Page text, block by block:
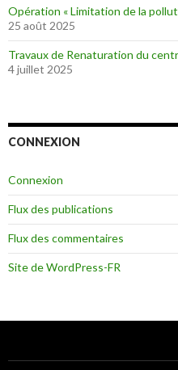
Opération « Limitation de la
25 août 2025
Travaux de Renaturation du
4 juillet 2025
CONNEXION
Connexion
Flux des publications
Flux des commentaires
Site de WordPress-FR